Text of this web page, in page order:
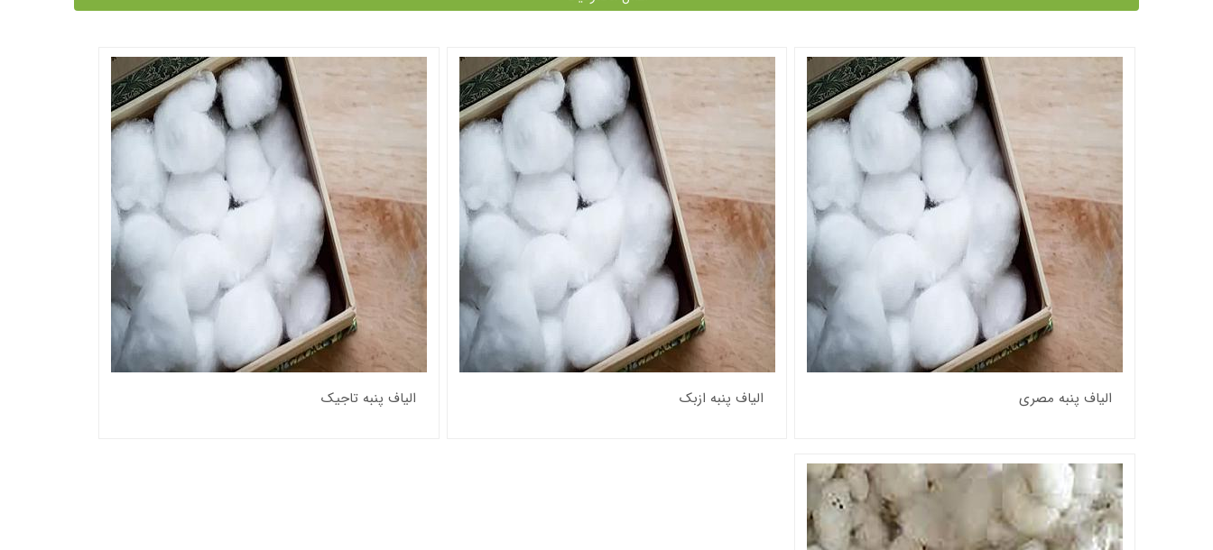
الیاف پنبه مصری الیاف پنبه ازبک الیاف پنبه تاجیک